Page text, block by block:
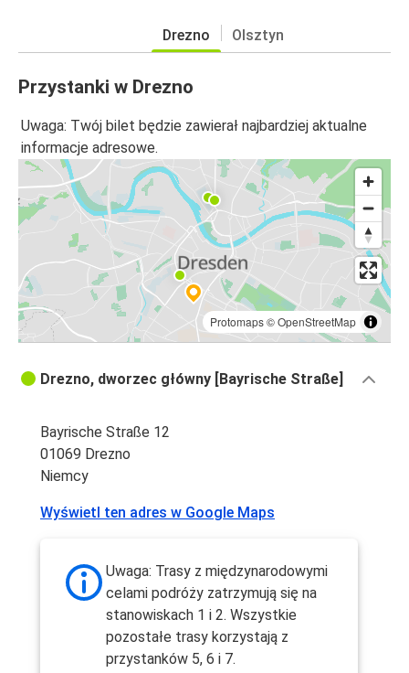
Drezno Olsztyn
Przystanki w Drezno
Uwaga: Twój bilet będzie zawierał najbardziej aktualne
informacje adresowe.
Protomaps©OpenStreetMap
Drezno, dworzec główny [Bayrische Straße]
Bayrische Straße 12
01069 Drezno
Niemcy
Wyświetl ten adres w Google Maps
Uwaga: Trasy z międzynarodowymi
celami podróży zatrzymują się na
stanowiskach 1 i 2. Wszystkie
pozostałe trasy korzystają z
przystanków 5, 6 i 7.